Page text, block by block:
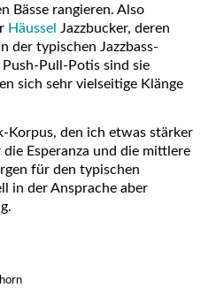
Bässe rangieren. Also
Häussel
Jazzbucker, deren
der typischen Jazzbass-
Pull-Potis sind sie
sich sehr vielseitige Klänge
Korpus, den ich etwas stärker
Esperanza und die mittlere
für den typischen
in der Ansprache aber